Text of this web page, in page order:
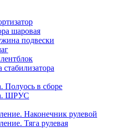
шаровая
подвески
стабилизатора
Полуось в сборе
ШРУС
Наконечник рулевой
Тяга рулевая